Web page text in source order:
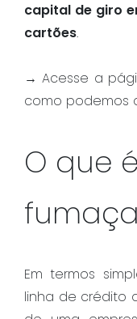
capital de giro
cartões.
→ Acesse a
como podemos
O que
Em termos
linha de crédito